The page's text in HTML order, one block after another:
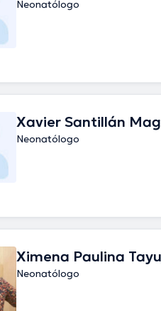
Neonatólogo
Xavier Santillán
Neonatólogo
Ximena Paulina
Neonatólogo